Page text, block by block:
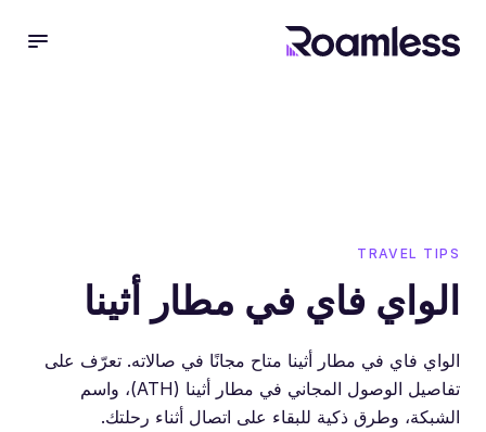
TRAVEL TIPS
الواي فاي في مطار أثينا
الواي فاي في مطار أثينا متاح مجانًا في صالاته. تعرّف على
تفاصيل الوصول المجاني في مطار أثينا (ATH)، واسم
الشبكة، وطرق ذكية للبقاء على اتصال أثناء رحلتك.